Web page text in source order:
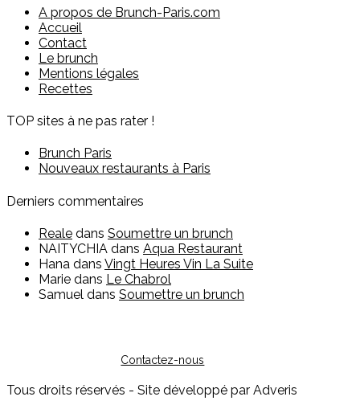
A propos de Brunch-Paris.com
Accueil
Contact
Le brunch
Mentions légales
Recettes
TOP sites à ne pas rater !
Brunch Paris
Nouveaux restaurants à Paris
Derniers commentaires
Reale dans Soumettre un brunch
NAITYCHIA dans Aqua Restaurant
Hana dans Vingt Heures Vin La Suite
Marie dans Le Chabrol
Samuel dans Soumettre un brunch
Contactez-nous
Tous droits réservés - Site développé par Adveris